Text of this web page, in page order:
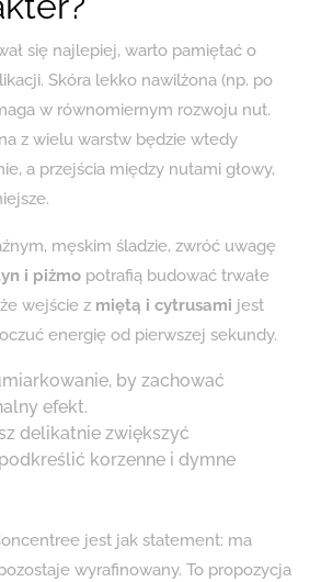
się najlepiej, warto pamiętać o
Skóra lekko nawilżona (np. po
w równomiernym rozwoju nut.
z wielu warstw będzie wtedy
a przejścia między nutami głowy,
męskim śladzie, zwróć uwagę
i piżmo potrafią budować trwałe
wejście z miętą i cytrusami jest
energię od pierwszej sekundy.
by zachować
efekt.
delikatnie zwiększyć
korzenne i dymne
jest jak statement: ma
wyrafinowany. To propozycja